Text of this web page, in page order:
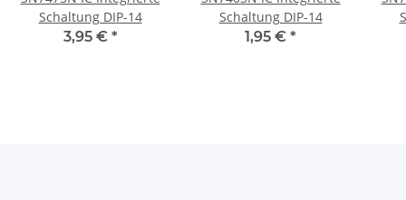
Schaltung DIP-14
3,95 € *
Schaltung DIP-14
1,95 € *